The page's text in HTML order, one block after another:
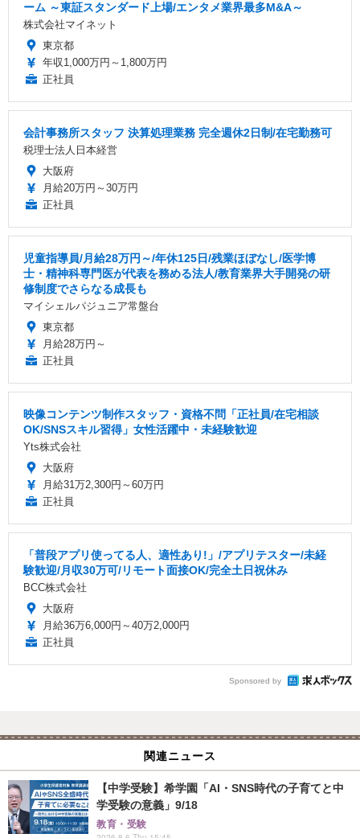
ーム ～東証スタンダード上場/エンタメ業界最多M&A～
株式会社マイネット
東京都
年収1,000万円～1,800万円
正社員
会計事務所スタッフ 決算処理業務 完全週休2日制/在宅勤務可
税理士法人日本経営
大阪府
月給20万円～30万円
正社員
児童指導員/月給28万円～/年休125日/残業ほぼなし/医学博
士・精神科専門医が代表を務める法人/教育業界大手開発の研
修制度でさらなる成長も
マイシェルパジュニア常盤台
東京都
月給28万円～
正社員
映像コンテンツ制作スタッフ・資格不問「正社員/在宅相談
OK/SNSスキル習得」女性活躍中・未経験歓迎
Yts株式会社
大阪府
月給31万2,300円～60万円
正社員
「普段アプリ使ってる人、適性あり!」/アプリテスター/未経
験歓迎/月収30万可/リモート面接OK/完全土日祝休み
BCC株式会社
大阪府
月給36万6,000円～40万2,000円
正社員
Sponsored by
関連ニュース
【中学受験】希学園「AI・SNS時代の子育てと中
学受験の意義」9/18
教育・受験